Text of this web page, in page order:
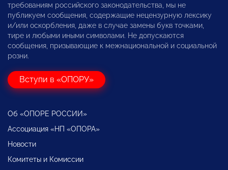
требованиям российского законодательства, мы не
публикуем сообщения, содержащие нецензурную лексику
и/или оскорбления, даже в случае замены букв точками,
тире и любыми иными символами. Не допускаются
сообщения, призывающие к межнациональной и социальной
розни.
Вступи в «ОПОРУ»
Об «ОПОРЕ РОССИИ»
Ассоциация «НП «ОПОРА»
Новости
Комитеты и Комиссии